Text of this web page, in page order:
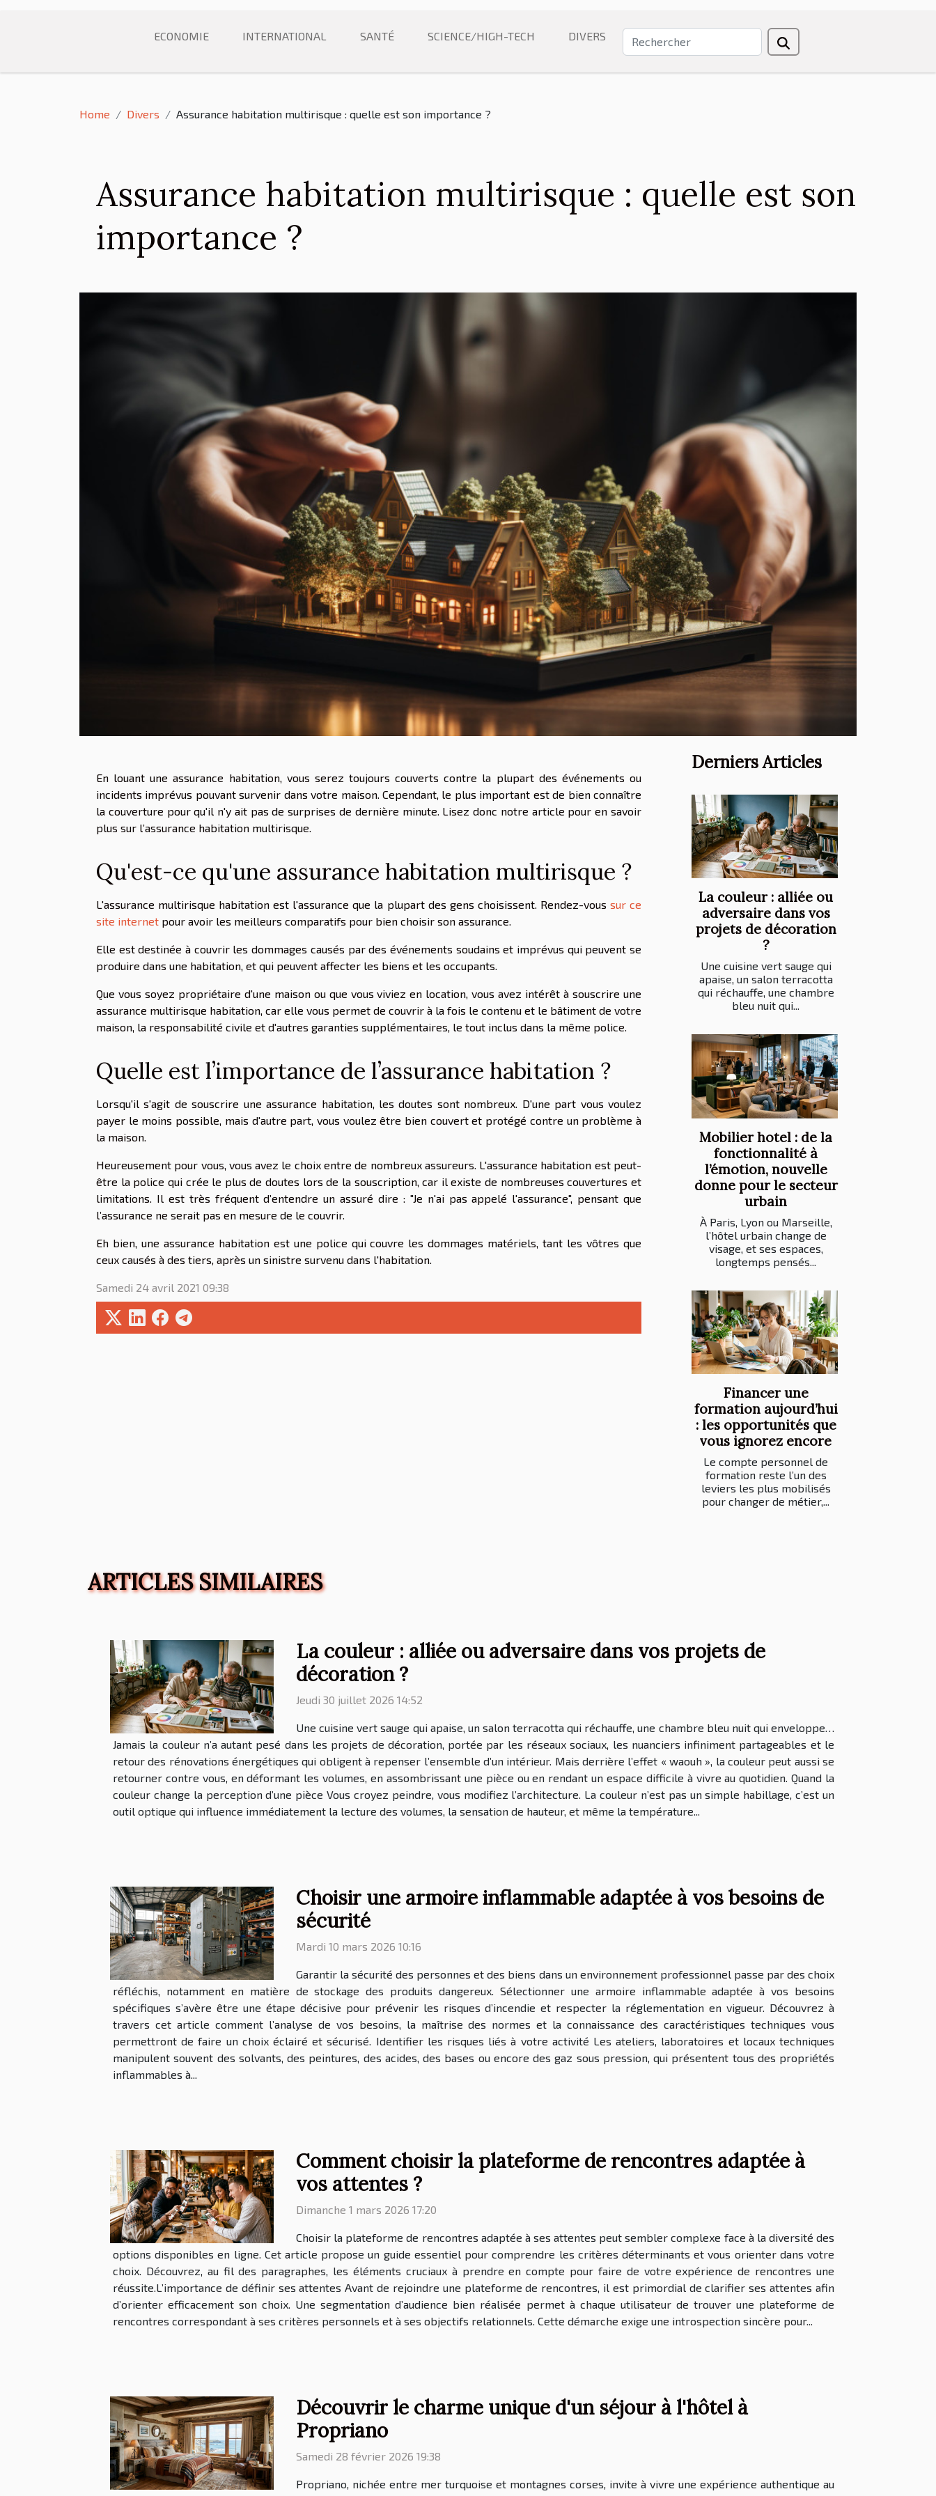
ECONOMIE INTERNATIONAL SANTÉ SCIENCE/HIGH-TECH DIVERS
Home Divers Assurance habitation multirisque : quelle est son importance ?
Assurance habitation multirisque : quelle est son
importance ?
En louant une assurance habitation, vous serez toujours couverts contre la plupart des événements ou
incidents imprévus pouvant survenir dans votre maison. Cependant, le plus important est de bien connaître
la couverture pour qu'il n'y ait pas de surprises de dernière minute. Lisez donc notre article pour en savoir
plus sur l’assurance habitation multirisque.
Qu'est-ce qu'une assurance habitation multirisque ?
L'assurance multirisque habitation est l'assurance que la plupart des gens choisissent. Rendez-vous sur ce
site internet pour avoir les meilleurs comparatifs pour bien choisir son assurance.
Elle est destinée à couvrir les dommages causés par des événements soudains et imprévus qui peuvent se
produire dans une habitation, et qui peuvent affecter les biens et les occupants.
Que vous soyez propriétaire d'une maison ou que vous viviez en location, vous avez intérêt à souscrire une
assurance multirisque habitation, car elle vous permet de couvrir à la fois le contenu et le bâtiment de votre
maison, la responsabilité civile et d'autres garanties supplémentaires, le tout inclus dans la même police.
Quelle est l’importance de l’assurance habitation ?
Lorsqu'il s'agit de souscrire une assurance habitation, les doutes sont nombreux. D'une part vous voulez
payer le moins possible, mais d'autre part, vous voulez être bien couvert et protégé contre un problème à
la maison.
Heureusement pour vous, vous avez le choix entre de nombreux assureurs. L'assurance habitation est peut-
être la police qui crée le plus de doutes lors de la souscription, car il existe de nombreuses couvertures et
limitations. Il est très fréquent d’entendre un assuré dire : "Je n'ai pas appelé l'assurance", pensant que
l’assurance ne serait pas en mesure de le couvrir.
Eh bien, une assurance habitation est une police qui couvre les dommages matériels, tant les vôtres que
ceux causés à des tiers, après un sinistre survenu dans l'habitation.
Samedi 24 avril 2021 09:38
Derniers Articles
La couleur : alliée ou
adversaire dans vos
projets de décoration
?
Une cuisine vert sauge qui
apaise, un salon terracotta
qui réchauffe, une chambre
bleu nuit qui...
Mobilier hotel : de la
fonctionnalité à
l’émotion, nouvelle
donne pour le secteur
urbain
À Paris, Lyon ou Marseille,
l’hôtel urbain change de
visage, et ses espaces,
longtemps pensés...
Financer une
formation aujourd’hui
: les opportunités que
vous ignorez encore
Le compte personnel de
formation reste l’un des
leviers les plus mobilisés
pour changer de métier,...
ARTICLES SIMILAIRES
La couleur : alliée ou adversaire dans vos projets de
décoration ?
Jeudi 30 juillet 2026 14:52
Une cuisine vert sauge qui apaise, un salon terracotta qui réchauffe, une chambre bleu nuit qui enveloppe…
Jamais la couleur n’a autant pesé dans les projets de décoration, portée par les réseaux sociaux, les nuanciers infiniment partageables et le
retour des rénovations énergétiques qui obligent à repenser l’ensemble d’un intérieur. Mais derrière l’effet « waouh », la couleur peut aussi se
retourner contre vous, en déformant les volumes, en assombrissant une pièce ou en rendant un espace difficile à vivre au quotidien. Quand la
couleur change la perception d’une pièce Vous croyez peindre, vous modifiez l’architecture. La couleur n’est pas un simple habillage, c’est un
outil optique qui influence immédiatement la lecture des volumes, la sensation de hauteur, et même la température...
Choisir une armoire inflammable adaptée à vos besoins de
sécurité
Mardi 10 mars 2026 10:16
Garantir la sécurité des personnes et des biens dans un environnement professionnel passe par des choix
réfléchis, notamment en matière de stockage des produits dangereux. Sélectionner une armoire inflammable adaptée à vos besoins
spécifiques s’avère être une étape décisive pour prévenir les risques d’incendie et respecter la réglementation en vigueur. Découvrez à
travers cet article comment l’analyse de vos besoins, la maîtrise des normes et la connaissance des caractéristiques techniques vous
permettront de faire un choix éclairé et sécurisé. Identifier les risques liés à votre activité Les ateliers, laboratoires et locaux techniques
manipulent souvent des solvants, des peintures, des acides, des bases ou encore des gaz sous pression, qui présentent tous des propriétés
inflammables à...
Comment choisir la plateforme de rencontres adaptée à
vos attentes ?
Dimanche 1 mars 2026 17:20
Choisir la plateforme de rencontres adaptée à ses attentes peut sembler complexe face à la diversité des
options disponibles en ligne. Cet article propose un guide essentiel pour comprendre les critères déterminants et vous orienter dans votre
choix. Découvrez, au fil des paragraphes, les éléments cruciaux à prendre en compte pour faire de votre expérience de rencontres une
réussite.L’importance de définir ses attentes Avant de rejoindre une plateforme de rencontres, il est primordial de clarifier ses attentes afin
d’orienter efficacement son choix. Une segmentation d’audience bien réalisée permet à chaque utilisateur de trouver une plateforme de
rencontres correspondant à ses critères personnels et à ses objectifs relationnels. Cette démarche exige une introspection sincère pour...
Découvrir le charme unique d'un séjour à l'hôtel à
Propriano
Samedi 28 février 2026 19:38
Propriano, nichée entre mer turquoise et montagnes corses, invite à vivre une expérience authentique au